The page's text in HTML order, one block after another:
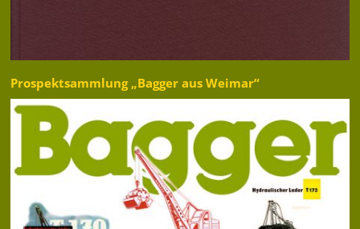
Prospektsammlung „Bagger aus Weimar“